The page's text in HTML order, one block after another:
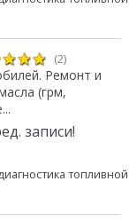
(2)
Ремонт и
(грм,
записи!
топливной